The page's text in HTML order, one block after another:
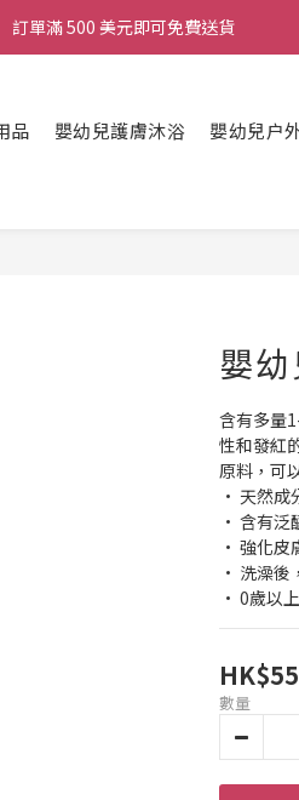
訂單滿 500 美元即可免費送貨
品 嬰幼兒護膚沐浴 嬰幼兒户
嬰
含有多量
性和發紅
原料，可
• 天然成
• 含有泛
• 強化皮
• 洗澡後
• 0歲以
數量